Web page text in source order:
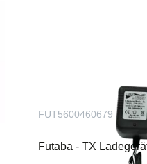
FUT5600460679
Futaba - TX